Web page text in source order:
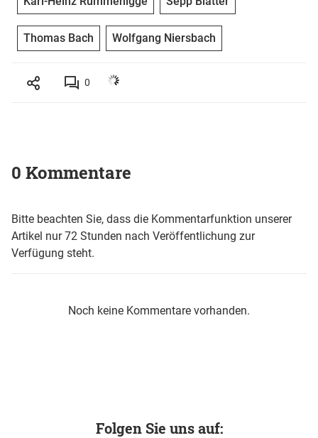
Thomas Bach Wolfgang Niersbach
0
0 Kommentare
Bitte beachten Sie, dass die Kommentarfunktion unserer
Artikel nur 72 Stunden nach Veröffentlichung zur
Verfügung steht.
Noch keine Kommentare vorhanden.
Folgen Sie uns auf: